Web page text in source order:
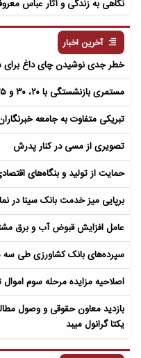
نگاهی به زندگی و آثار عباس
آخرین اخبار
خطر جدی نوشیدن چای داغ برای
مستمری بازنشستگی با ۲۰، ۳۰ و ۳۵ سال سابقه چگونه محاسبه می‌شود؟
تبریکی متفاوت به جامعه
تصویری از مسی در کنار پدرش
حمایت از تولید و بنگاه‌های
برپایی میز خدمت بانک سینا در
عامل افزایش قبوض آب و برق
سپرده‌های بانک کشاورزی طی سه سال
اصلاحیه مزایده مرحله سوم
بازدید معاون حقوقی و وصول
یکتا گرانول میبد